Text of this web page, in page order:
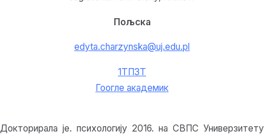
Пољска
edyta.charzynska@uj.edu.pl
1ТП3Т
Гоогле академик
Докторирала је. психологију 2016. на СВПС Универзитету